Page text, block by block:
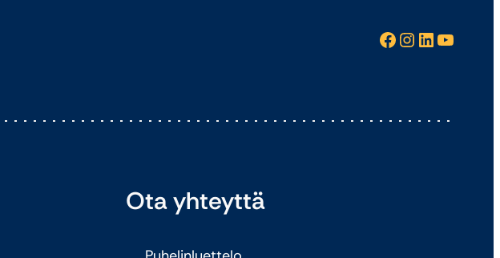
Facebook InstagramLinkedIn YouTube
Ota yhteyttä